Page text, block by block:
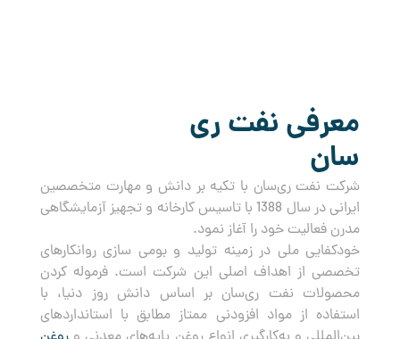
معرفی نفت ری
سان
شرکت نفت ری‌سان با تکیه بر دانش و مهارت متخصصین
ایرانی در سال 1388 با تاسیس کارخانه و تجهیز آزمایشگاهی
مدرن فعالیت خود را آغاز نمود.
خودکفایی ملی در زمینه تولید و بومی سازی روانکارهای
تخصصی از اهداف اصلی این شرکت است. فرموله کردن
محصولات نفت ری‌سان بر اساس دانش روز دنیا، با
استفاده از مواد افزودنی ممتاز مطابق با استانداردهای